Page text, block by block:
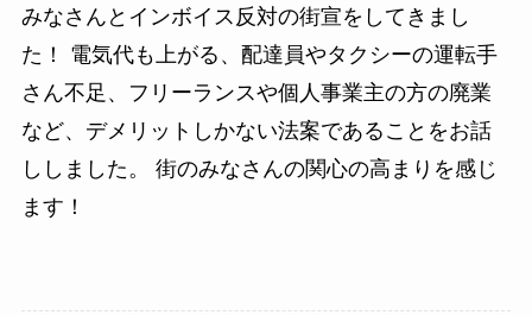
みなさんとインボイス反対の街宣をしてきまし
た！ 電気代も上がる、配達員やタクシーの運転手
さん不足、フリーランスや個人事業主の方の廃業
など、デメリットしかない法案であることをお話
ししました。 街のみなさんの関心の高まりを感じ
ます！